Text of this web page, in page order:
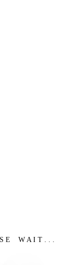
E W A I T . . .